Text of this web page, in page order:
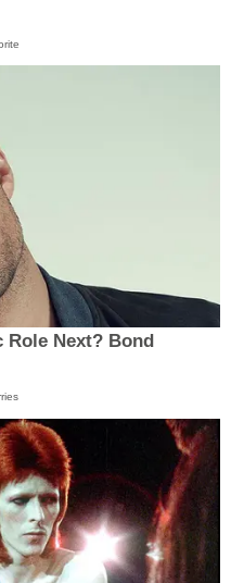
Role Next? Bond